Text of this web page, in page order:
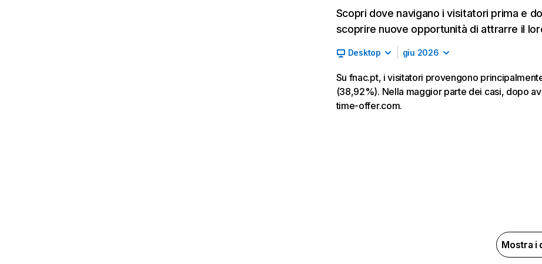
Scopri dove navigano i visitatori prima e
scoprire nuove opportunità di attrarre il
Desktop giu 2026
Su fnac.pt, i visitatori provengono
(38,92%). Nella maggior parte dei casi, dopo
time-offer.com.
Mostra i